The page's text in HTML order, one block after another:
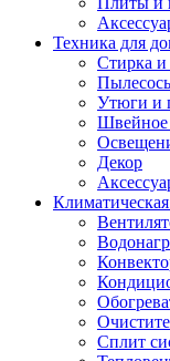
Техника для
Стирка
Утюги и
Швейное
Декор
Сплит